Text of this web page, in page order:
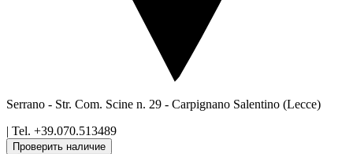
Serrano - Str. Com. Scine n. 29 - Carpignano Salentino (Lecce)
| Tel. +39.070.513489
Проверить наличие